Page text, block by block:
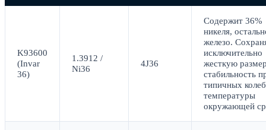
K93600
(Invar
36)
1.3912 /
Ni36
4J36
Содержит 36%
никеля,
железо.
исключительно
жесткую
стабильность
типичных
температуры
окружающей